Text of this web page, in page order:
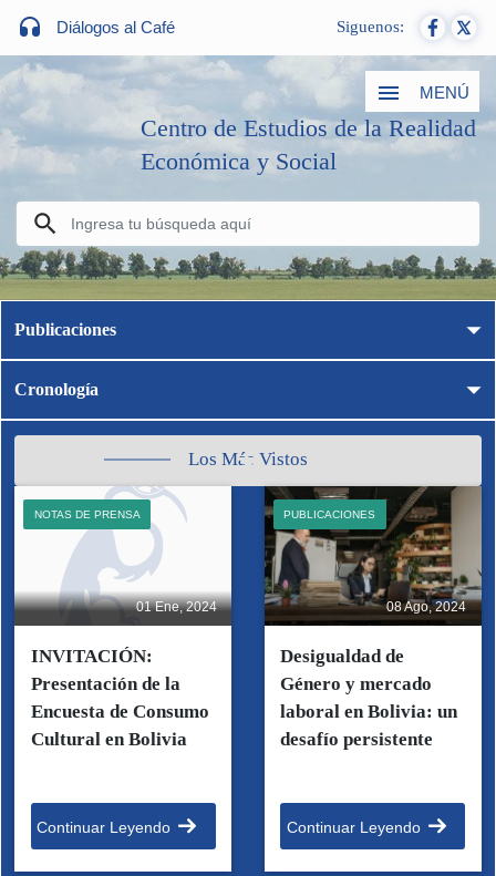
Diálogos al Café Siguenos:
MENÚ
Centro de Estudios de la Realidad
Económica y Social
Publicaciones
Cronología
Los Más Vistos
01 Ene, 2024
NOTAS DE PRENSA
INVITACIÓN:
Presentación de la
Encuesta de Consumo
Cultural en Bolivia
Continuar Leyendo
08 Ago, 2024
PUBLICACIONES
Desigualdad de
Género y mercado
laboral en Bolivia: un
desafío persistente
Continuar Leyendo